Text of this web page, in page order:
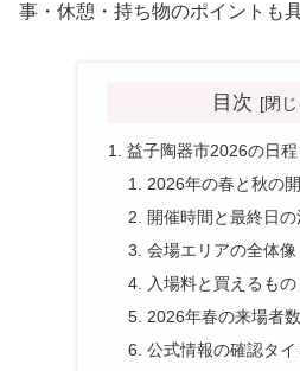
事・休憩・持ち物のポイントも
目次
益子陶器市2026の日
2026年の春と秋の
開催時間と最終日の
会場エリアの全体像
入場料と買えるもの
2026年春の来場者
公式情報の確認タ